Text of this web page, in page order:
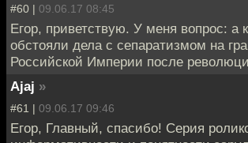
#60 | 09.06.17 08:45
Егор, приветствую. У меня вопрос: а
обстояли дела с сепаратизмом на
Российской Империи после
Ajaj »
#61 | 09.06.17 09:46
Егор, Главный, спасибо! Серия